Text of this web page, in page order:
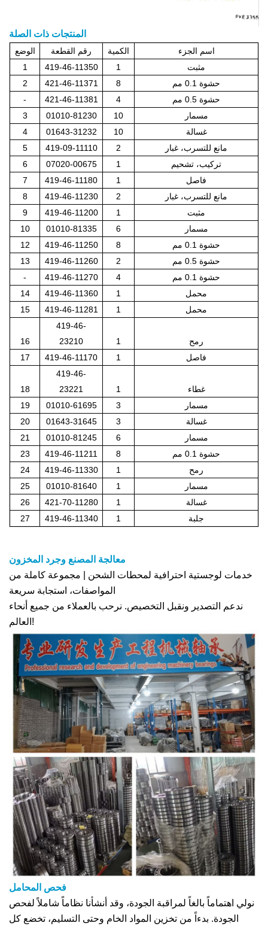
المنتجات ذات الصلة
الوضع رقم القطعة الكمية
اسم الجزء
1
419-46-11350 1
مثبت
2
421-46-11371 8
حشوة 0.1 مم
-
421-46-11381 4
حشوة 0.5 مم
3
01010-81230 10
مسمار
4
01643-31232 10
غسالة
5
419-09-11110 2
مانع للتسرب، غبار
6
07020-00675 1
تركيب، تشحيم
7
419-46-11180 1
فاصل
8
419-46-11230 2
مانع للتسرب، غبار
9
419-46-11200 1
مثبت
10
01010-81335 6
مسمار
12
419-46-11250 8
حشوة 0.1 مم
13
419-46-11260 2
حشوة 0.5 مم
-
419-46-11270 4
حشوة 0.1 مم
14
419-46-11360 1
محمل
15
419-46-11281 1 محمل
16
419-46-
23210
1
رمح
17
419-46-11170 1 فاصل
18
419-46-
23221
1
غطاء
19
01010-61695 3
مسمار
20
01643-31645 3
غسالة
21
01010-81245 6
مسمار
23
419-46-11211 8
حشوة 0.1 مم
24
419-46-11330 1
رمح
25
01010-81640 1
مسمار
26
421-70-11280 1
غسالة
27
419-46-11340 1 جلبة
معالجة المصنع وجرد المخزون
خدمات لوجستية احترافية لمحطات الشحن | مجموعة كاملة من
المواصفات، استجابة سريعة
ندعم التصدير ونقبل التخصيص. نرحب بالعملاء من جميع أنحاء
العالم!
فحص المحامل
نولي اهتماماً بالغاً لمراقبة الجودة، وقد أنشأنا نظاماً شاملاً لفحص
الجودة. بدءاً من تخزين المواد الخام وحتى التسليم، تخضع كل